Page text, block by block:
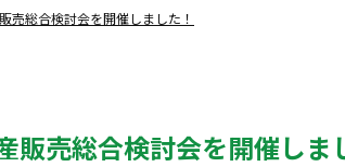
売総合検討会を開催しました！
販売総合検討会を開催しま